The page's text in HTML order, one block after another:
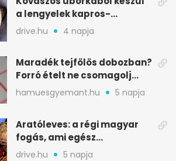
a lengyelek kapros-
savanykás levese
drive.hu 4 napja
Maradék tejfölös dobozban?
Forró ételt ne csomagolj
ilyen tégelybe
hamuesgyemant.hu 5 napja
Aratóleves: a régi magyar
fogás, ami egész
csapatokat jóllakatott
drive.hu 5 napja